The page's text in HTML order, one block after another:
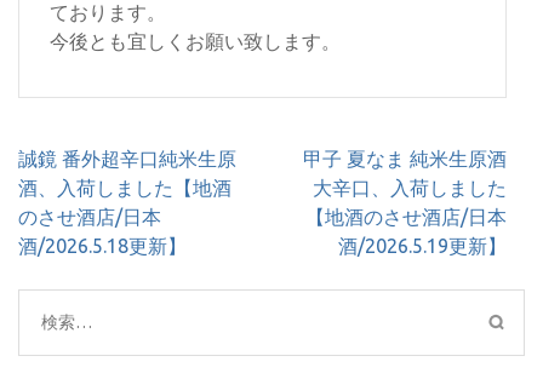
ております。
今後とも宜しくお願い致します。
投
稿
ナ
ビ
シ
ョ
誠鏡 番外超辛口純米生原
酒、入荷しました【地酒
のさせ酒店/日本
酒/2026.5.18更新】
甲子 夏なま 純米生原酒
大辛口、入荷しました
【地酒のさせ酒店/日本
酒/2026.5.19更新】
検
索: